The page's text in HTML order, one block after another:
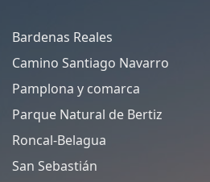
Bardenas Reales
Camino Santiago Navarro
Pamplona y comarca
Parque Natural de Bertiz
Roncal-Belagua
San Sebastián